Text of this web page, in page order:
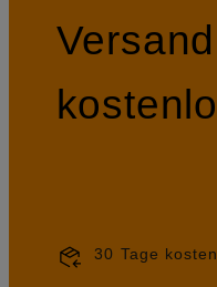
30 Tage